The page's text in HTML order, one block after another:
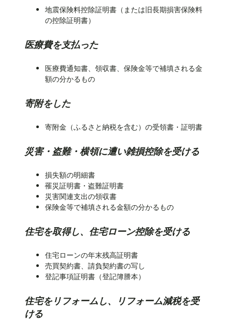
地震保険料控除証明書（または旧長期損害保険料
の控除証明書）
医療費を支払った
医療費通知書、領収書、保険金等で補填される金
額の分かるもの
寄附をした
寄附金（ふるさと納税を含む）の受領書・証明書
災害・盗難・横領に遭い雑損控除を受ける
損失額の明細書
罹災証明書・盗難証明書
災害関連支出の領収書
保険金等で補填される金額の分かるもの
住宅を取得し、住宅ローン控除を受ける
住宅ローンの年末残高証明書
売買契約書、請負契約書の写し
登記事項証明書（登記簿謄本）
住宅をリフォームし、リフォーム減税を受
ける